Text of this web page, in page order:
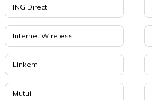
ING Direct
Internet Wireless
Linkem
Mutui